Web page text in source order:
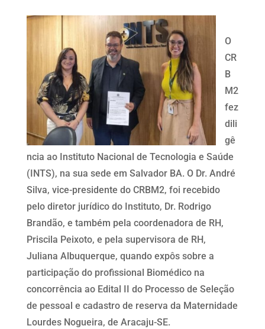
O
CR
B
M2
fez
dili
gê
ncia ao Instituto Nacional de Tecnologia e Saúde
(INTS), na sua sede em Salvador BA. O Dr. André
Silva, vice-presidente do CRBM2, foi recebido
pelo diretor jurídico do Instituto, Dr. Rodrigo
Brandão, e também pela coordenadora de RH,
Priscila Peixoto, e pela supervisora de RH,
Juliana Albuquerque, quando expôs sobre a
participação do profissional Biomédico na
concorrência ao Edital II do Processo de Seleção
de pessoal e cadastro de reserva da Maternidade
Lourdes Nogueira, de Aracaju-SE.